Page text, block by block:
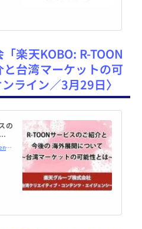
楽天KOBO: R-TOON
台湾マーケットの可
ライン／3月29日〉
の
オ
https://www.kokuchpro.com/event/20240329/